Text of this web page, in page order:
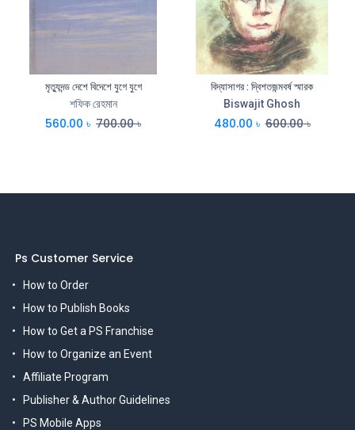
মৃত্যুদন্ড দেশে বিদেশে যুগে যুগে
শফিক রেহমান
560.00 ৳ 700.00৳
বিদ্যাসাগর : দ্বিশতজন্মবর্ষ স্মারক
Biswajit Ghosh
480.00 ৳ 600.00৳
Ps Customer Service
How to Order
How to Publish Books
How to Get a PS Franchise
How to Organize an Event
Affiliate Program
Publisher & Author Guidelines
PS Mobile Apps